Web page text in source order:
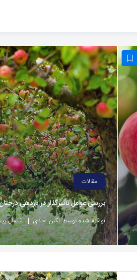
مقالات
بررسی عوامل تأثیرگذار در باردهی
نوشته شده توسط نگین احدی 2 سال پیش